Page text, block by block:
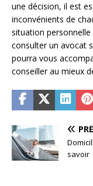
une décision, il est
inconvénients de
situation personnelle
consulter un avocat
pourra vous
conseiller au mieux
savoir